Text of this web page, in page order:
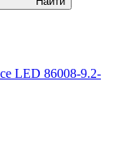
LED 86008-9.2-